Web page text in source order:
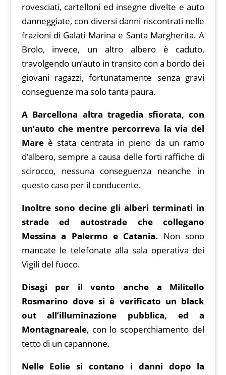
rovesciati, cartelloni ed insegne divelte e auto
danneggiate, con diversi danni riscontrati nelle
frazioni di Galati Marina e Santa Margherita. A
Brolo, invece, un altro albero è caduto,
travolgendo un’auto in transito con a bordo dei
giovani ragazzi, fortunatamente senza gravi
conseguenze ma solo tanta paura.
A Barcellona altra tragedia sfiorata, con
un’auto che mentre percorreva la via del
Mareè stata centrata in pieno da un ramo
d’albero, sempre a causa delle forti raffiche di
scirocco, nessuna conseguenza neanche in
questo caso per il conducente.
Inoltre sono decine gli alberi terminati in
strade ed autostrade che collegano
Messina a Palermo e Catania. Non sono
mancate le telefonate alla sala operativa dei
Vigili del fuoco.
Disagi per il vento anche a Militello
Rosmarino dove si è verificato un black
out all’illuminazione pubblica, ed a
Montagnareale, con lo scoperchiamento del
tetto di un capannone.
Nelle Eolie si contano i danni dopo la